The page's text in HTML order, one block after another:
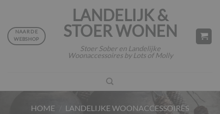
inhoud
LANDELIJK &
STOER WONEN
Stoer Sober en Landelijke
Woonaccessoires by Lots of Molly
NAAR DE
WEBSHOP
HOME LANDELIJKE WOONACCESSOIRES